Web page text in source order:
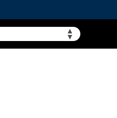
▲
▼